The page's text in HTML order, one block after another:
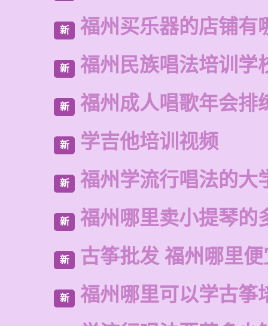
新 福州买乐器的店铺有
新 福州民族唱法培训学
新 福州成人唱歌年会排
新 学吉他培训视频
新 福州学流行唱法的大
新 福州哪里卖小提琴的
新 古筝批发 福州哪里
新
福州哪里可以学古筝